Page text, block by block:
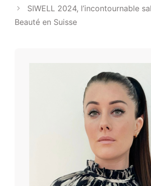
SIWELL 2024, l’incontournable
Beauté en Suisse ​